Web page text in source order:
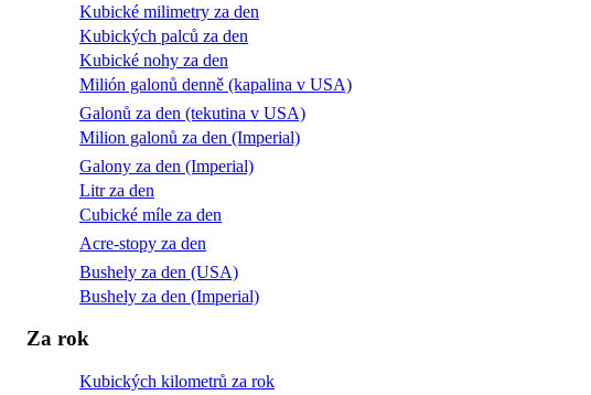
Kubické milimetry za den
Kubických palců za den
Kubické nohy za den
Milión galonů denně (kapalina v USA)
Galonů za den (tekutina v USA)
Milion galonů za den (Imperial)
Galony za den (Imperial)
Litr za den
Cubické míle za den
Acre-stopy za den
Bushely za den (USA)
Bushely za den (Imperial)
Za rok
Kubických kilometrů za rok